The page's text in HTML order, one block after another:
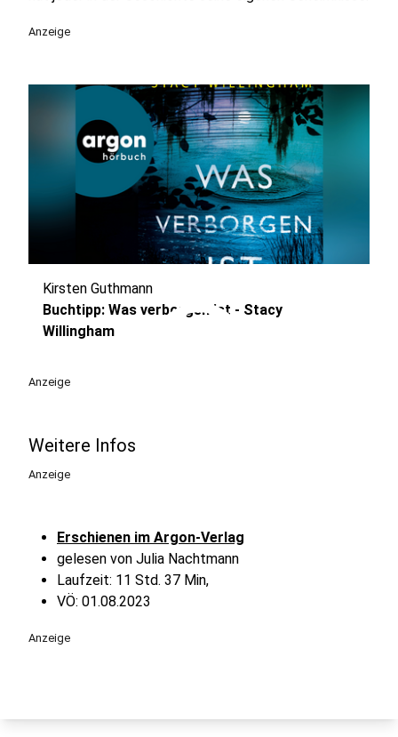
Anzeige
play_circle
Kirsten Guthmann
Buchtipp: Was verborgen ist - Stacy
Willingham
Anzeige
Weitere Infos
Anzeige
Erschienen im Argon-Verlag
gelesen von Julia Nachtmann
Laufzeit: 11 Std. 37 Min,
VÖ: 01.08.2023
Anzeige